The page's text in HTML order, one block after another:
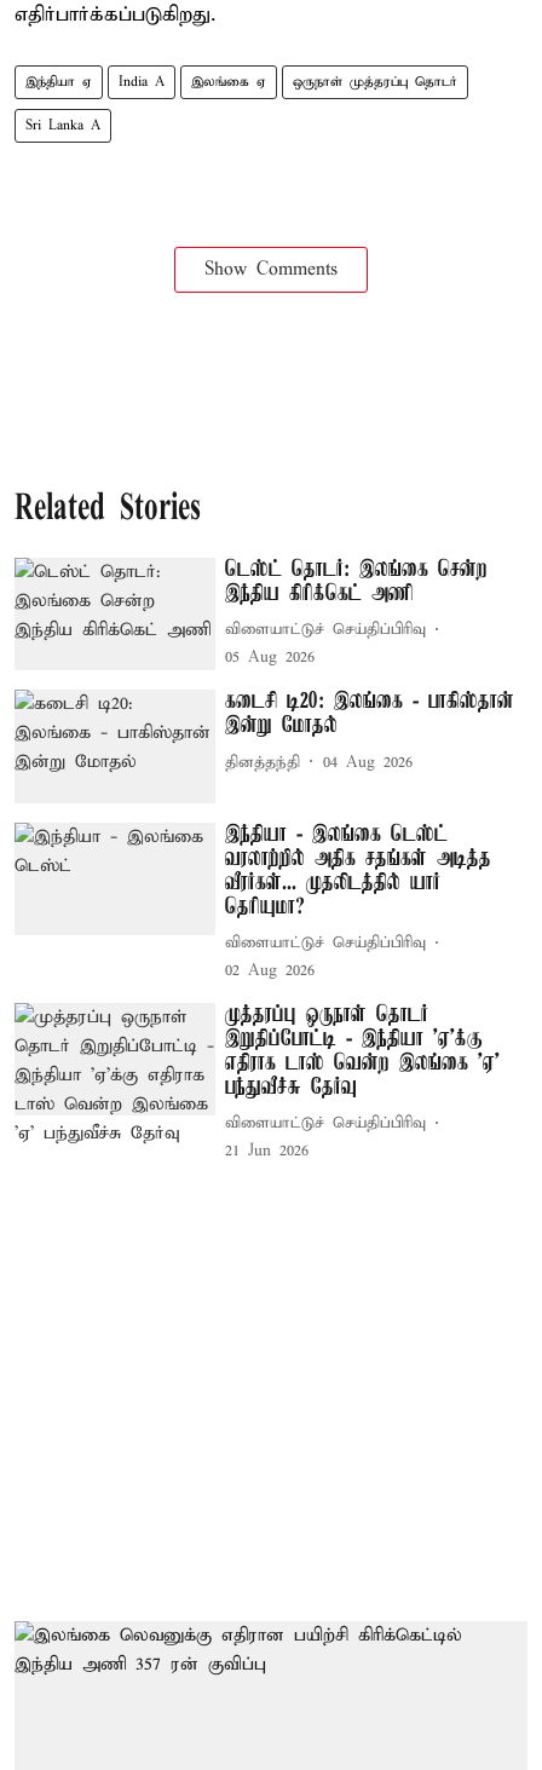
எதிர்பார்க்கப்படுகிறது.
இந்தியா ஏ India A இலங்கை ஏ ஒருநாள் முத்தரப்பு தொடர்
Sri Lanka A
Show Comments
Related Stories
டெஸ்ட் தொடர்: இலங்கை சென்ற
இந்திய கிரிக்கெட் அணி
விளையாட்டுச் செய்திப்பிரிவு
05 Aug 2026
கடைசி டி20: இலங்கை - பாகிஸ்தான்
இன்று மோதல்
தினத்தந்தி 04 Aug 2026
இந்தியா - இலங்கை டெஸ்ட்
வரலாற்றில் அதிக சதங்கள் அடித்த
வீரர்கள்... முதலிடத்தில் யார்
தெரியுமா?
விளையாட்டுச் செய்திப்பிரிவு
02 Aug 2026
முத்தரப்பு ஒருநாள் தொடர்
இறுதிப்போட்டி - இந்தியா ’ஏ’க்கு
எதிராக டாஸ் வென்ற இலங்கை ’ஏ’
பந்துவீச்சு தேர்வு
விளையாட்டுச் செய்திப்பிரிவு
21 Jun 2026